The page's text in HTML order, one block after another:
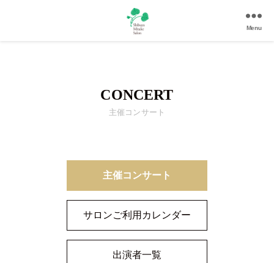
サ
ロ
谷
駅
徒
歩
3
分
の
和
Menu
CONCERT
主催コンサート
主催コンサート
サロンご利用カレンダー
出演者一覧